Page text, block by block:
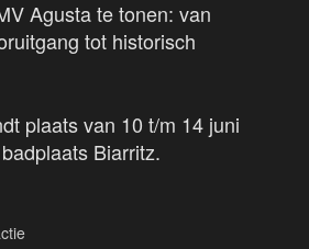
Agusta te tonen: van
tot historisch
plaats van 10 t/m 14 juni
Biarritz.